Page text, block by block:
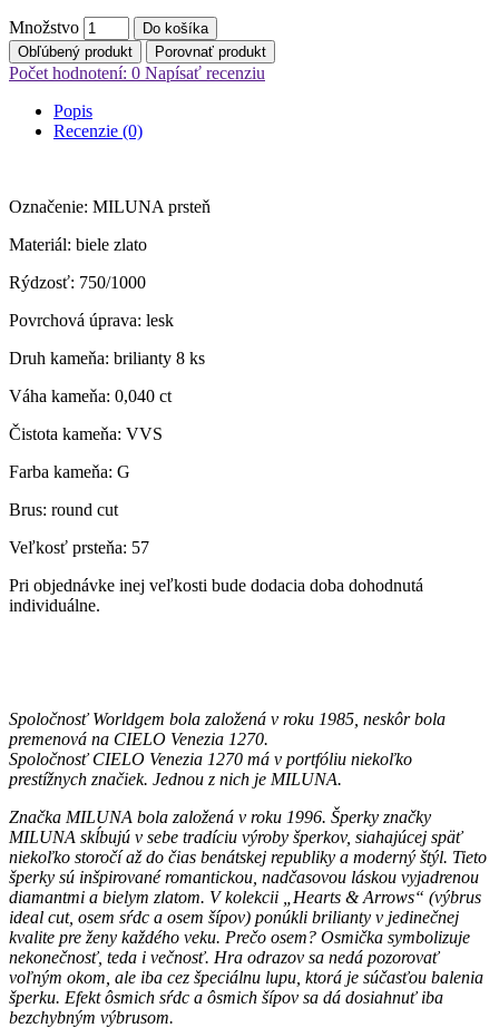
Množstvo
Do košíka
Obľúbený produkt
Porovnať produkt
Počet hodnotení: 0 Napísať recenziu
Popis
Recenzie (0)
Označenie: MILUNA prsteň
Materiál: biele zlato
Rýdzosť: 750/1000
Povrchová úprava: lesk
Druh kameňa: brilianty 8 ks
Váha kameňa: 0,040 ct
Čistota kameňa: VVS
Farba kameňa: G
Brus: round cut
Veľkosť prsteňa: 57
Pri objednávke inej veľkosti bude dodacia doba dohodnutá
individuálne.
Spoločnosť Worldgem bola založená v roku 1985, neskôr bola
premenová na CIELO Venezia 1270.
Spoločnosť CIELO Venezia 1270 má v portfóliu niekoľko
prestížnych značiek. Jednou z nich je MILUNA.
Značka MILUNA bola založená v roku 1996. Šperky značky
MILUNA skĺbujú v sebe tradíciu výroby šperkov, siahajúcej späť
niekoľko storočí až do čias benátskej republiky a moderný štýl. Tieto
šperky sú inšpirované romantickou, nadčasovou láskou vyjadrenou
diamantmi a bielym zlatom. V kolekcii „Hearts & Arrows“ (výbrus
ideal cut, osem sŕdc a osem šípov) ponúkli brilianty v jedinečnej
kvalite pre ženy každého veku. Prečo osem? Osmička symbolizuje
nekonečnosť, teda i večnosť. Hra odrazov sa nedá pozorovať
voľným okom, ale iba cez špeciálnu lupu, ktorá je súčasťou balenia
šperku. Efekt ôsmich sŕdc a ôsmich šípov sa dá dosiahnuť iba
bezchybným výbrusom.